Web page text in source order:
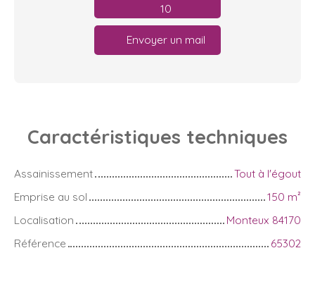
10
Envoyer un mail
Caractéristiques techniques
Assainissement
Tout à l'égout
Emprise au sol
150 m²
Localisation
Monteux 84170
Référence
65302